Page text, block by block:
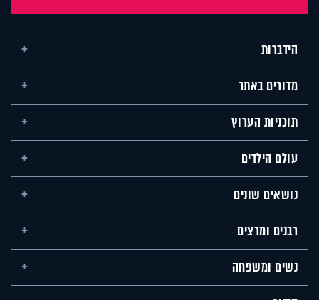
הידברות
מדורים באתר
תוכניות הערוץ
עולם הילדים
נושאים שונים
רבנים ומרצים
נשים ומשפחה